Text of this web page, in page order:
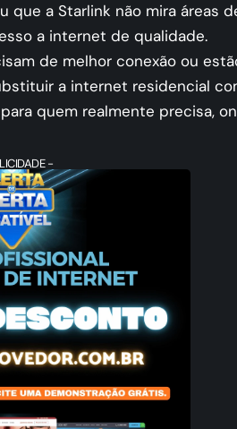
que a Starlink não mira áreas
a internet de qualidade.
de melhor conexão ou
a internet residencial
quem realmente precisa,
-